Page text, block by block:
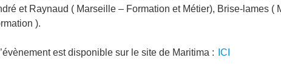
et Raynaud ( Marseille – Formation et Métier), Brise-lames (
).
est disponible sur le site de Maritima : ICI